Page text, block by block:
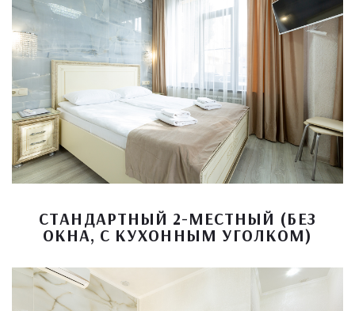
СТАНДАРТНЫЙ 2-МЕСТНЫЙ (БЕЗ
ОКНА, С КУХОННЫМ УГОЛКОМ)